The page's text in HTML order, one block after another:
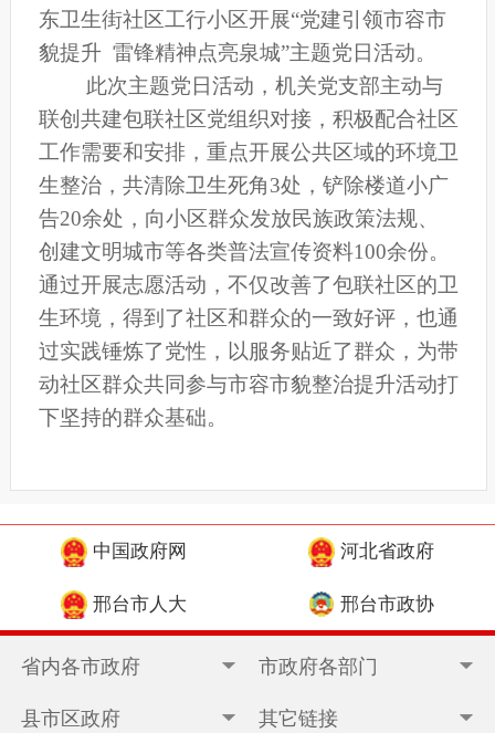
东卫生街社区工行小区开展“党建引领市容市
貌提升 雷锋精神点亮泉城”主题党日活动。
此次主题党日活动，机关党支部主动与
联创共建包联社区党组织对接，积极配合社区
工作需要和安排，重点开展公共区域的环境卫
生整治，共清除卫生死角3处，铲除楼道小广
告20余处，向小区群众发放民族政策法规、
创建文明城市等各类普法宣传资料100余份。
通过开展志愿活动，不仅改善了包联社区的卫
生环境，得到了社区和群众的一致好评，也通
过实践锤炼了党性，以服务贴近了群众，为带
动社区群众共同参与市容市貌整治提升活动打
下坚持的群众基础。
中国政府网 河北省政府
邢台市人大 邢台市政协
省内各市政府 市政府各部门
县市区政府 其它链接